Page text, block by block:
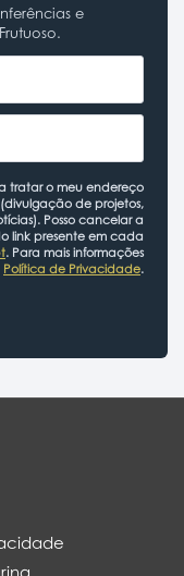
e
tratar o meu endereço
de projetos,
Posso cancelar a
link presente em cada
. Para mais informações
Política de Privacidade.